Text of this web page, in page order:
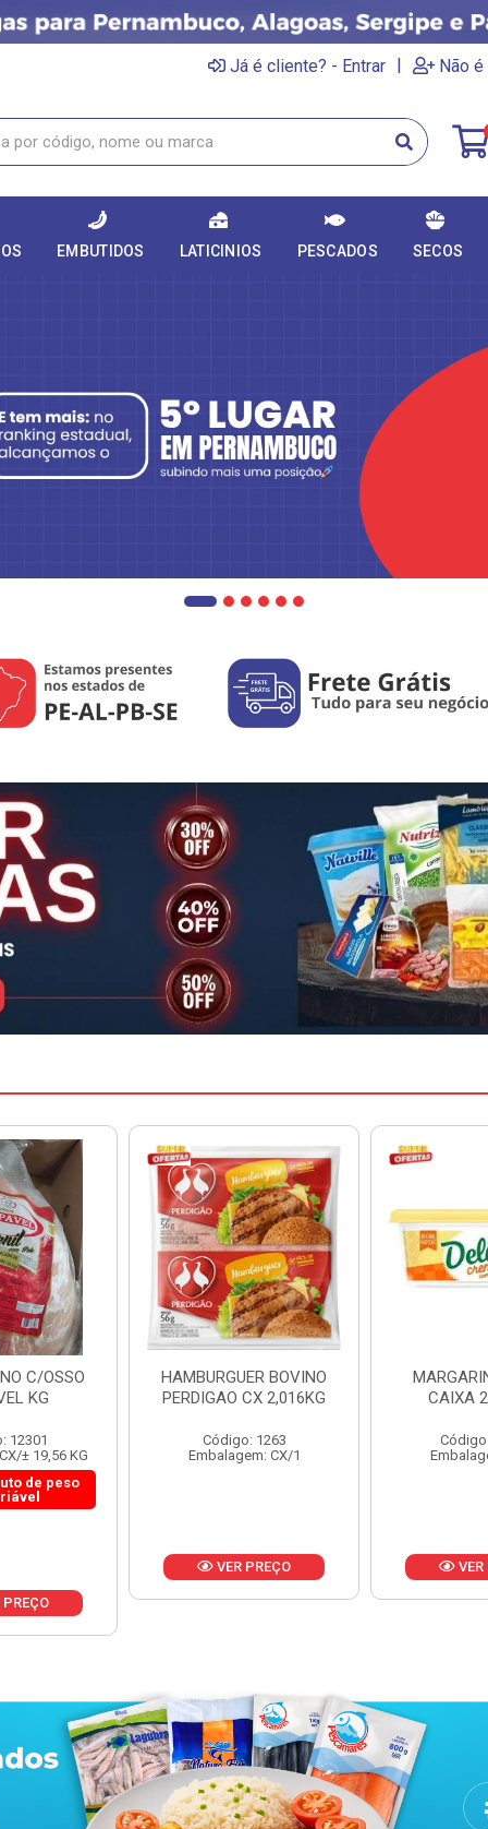
Já é cliente? - Entrar | Não
EMBUTIDOS LATICINIOS PESCADOS SECOS
BOVINO
2,016KG
1263
CX/1
MARGARINA DELINE
CAIXA 24X250G
Código: 12886
Embalagem: CX/1
VER PREÇO
CAIXA
VER